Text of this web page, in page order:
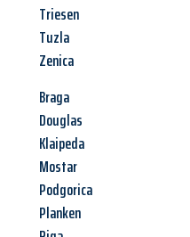
Triesen
Tuzla
Zenica
Braga
Douglas
Klaipeda
Mostar
Podgorica
Planken